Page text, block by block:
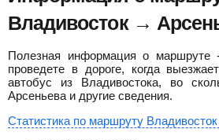
Владивосток →
Полезная информация о маршруте
проведете в дороге, когда
автобус из Владивостока, во
Арсеньева и другие сведения.
Статистика по маршруту